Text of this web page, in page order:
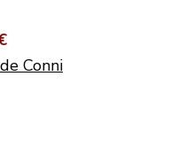
Conni